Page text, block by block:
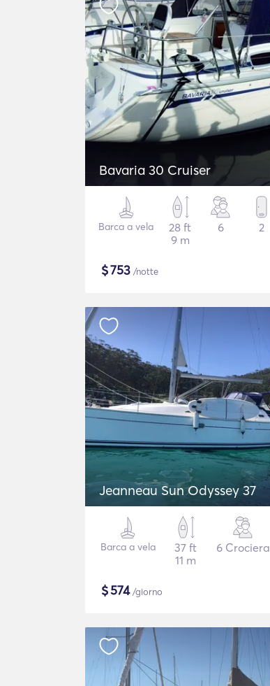
Bavaria 30 Cruiser
Barca a vela
28 ft
9 m
6 2
$753 /notte
Jeanneau Sun Odyssey 37
Barca a vela
37 ft
11 m
6 Crociera
$574/giorno